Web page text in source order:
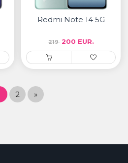
Redmi Note 14 5G
219 200 EUR.
2 »